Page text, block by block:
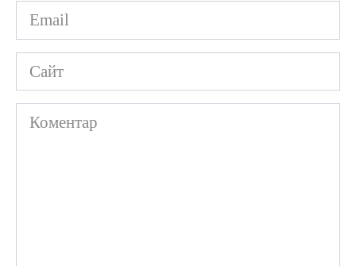
Email
*
Сайт
Коментар